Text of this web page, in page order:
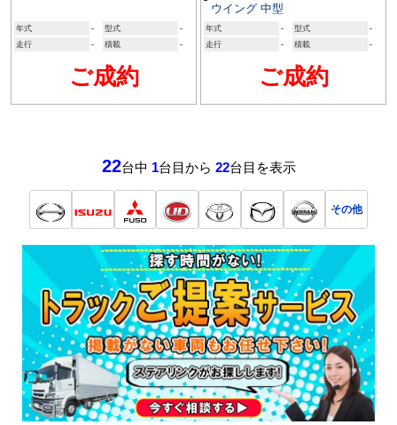
年式 - 型式
-
走行
- 積載 -
ご成約
ウイング 中型
年式 - 型式
-
走行
- 積載 -
ご成約
22台中 1台目から 22台目を表示
その他